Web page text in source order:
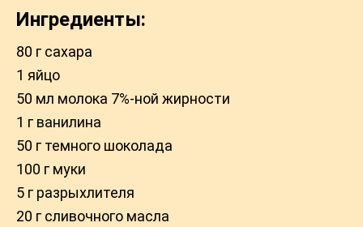
Ингредиенты:
80 г сахара
1 яйцо
50 мл молока 7%-ной жирности
1 г ванилина
50 г темного шоколада
100 г муки
5 г разрыхлителя
20 г сливочного масла